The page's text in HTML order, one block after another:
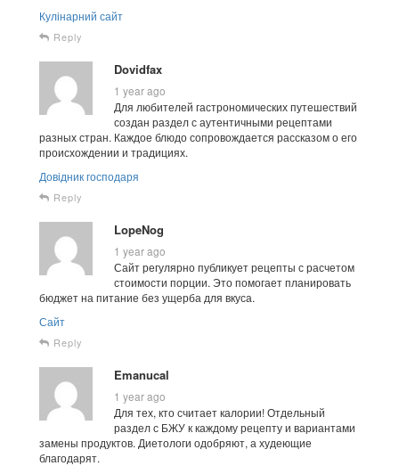
Кулінарний сайт
Reply
Dovidfax
1 year ago
Для любителей гастрономических путешествий
создан раздел с аутентичными рецептами
разных стран. Каждое блюдо сопровождается рассказом о его
происхождении и традициях.
Довідник господаря
Reply
LopeNog
1 year ago
Сайт регулярно публикует рецепты с расчетом
стоимости порции. Это помогает планировать
бюджет на питание без ущерба для вкуса.
Сайт
Reply
Emanucal
1 year ago
Для тех, кто считает калории! Отдельный
раздел с БЖУ к каждому рецепту и вариантами
замены продуктов. Диетологи одобряют, а худеющие
благодарят.